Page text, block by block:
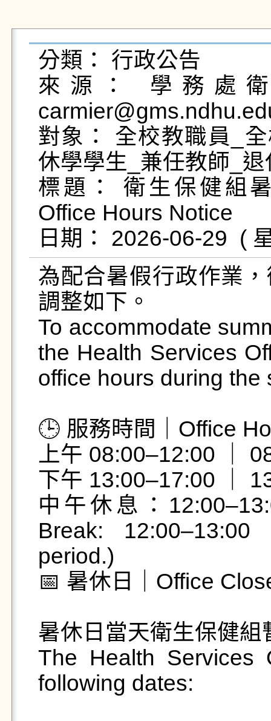
分類： 行政公告
來源： 學務處
對象： 全校教職員_
休學學生_兼任教師_
標題： 衛生保健組
Office Hours Notice
為配合暑假行政作業
調整如下。
To accommodate
the Health Services
office hours during the
🕒 服務時間｜Office
上午 08:00–12:00 ｜
下午 13:00–17:00 ｜
中午休息：
Break:
period.)
📅 暑休日｜Office
暑休日當天衛生保健組
The Health
following dates: